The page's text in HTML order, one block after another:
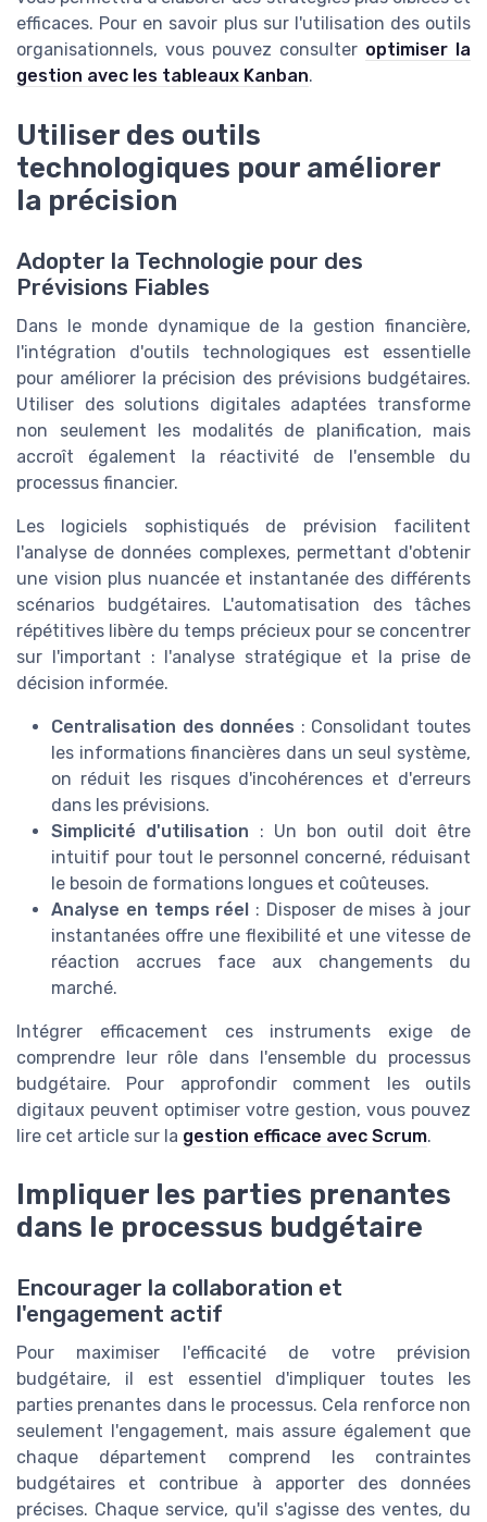
efficaces. Pour en savoir plus sur l'utilisation des outils
organisationnels, vous pouvez consulter optimiser la
gestion avec les tableaux Kanban.
Utiliser des outils
technologiques pour améliorer
la précision
Adopter la Technologie pour des
Prévisions Fiables
Dans le monde dynamique de la gestion financière,
l'intégration d'outils technologiques est essentielle
pour améliorer la précision des prévisions budgétaires.
Utiliser des solutions digitales adaptées transforme
non seulement les modalités de planification, mais
accroît également la réactivité de l'ensemble du
processus financier.
Les logiciels sophistiqués de prévision facilitent
l'analyse de données complexes, permettant d'obtenir
une vision plus nuancée et instantanée des différents
scénarios budgétaires. L'automatisation des tâches
répétitives libère du temps précieux pour se concentrer
sur l'important : l'analyse stratégique et la prise de
décision informée.
Centralisation des données : Consolidant toutes
les informations financières dans un seul système,
on réduit les risques d'incohérences et d'erreurs
dans les prévisions.
Simplicité d'utilisation : Un bon outil doit être
intuitif pour tout le personnel concerné, réduisant
le besoin de formations longues et coûteuses.
Analyse en temps réel : Disposer de mises à jour
instantanées offre une flexibilité et une vitesse de
réaction accrues face aux changements du
marché.
Intégrer efficacement ces instruments exige de
comprendre leur rôle dans l'ensemble du processus
budgétaire. Pour approfondir comment les outils
digitaux peuvent optimiser votre gestion, vous pouvez
lire cet article sur la gestion efficace avec Scrum.
Impliquer les parties prenantes
dans le processus budgétaire
Encourager la collaboration et
l'engagement actif
Pour maximiser l'efficacité de votre prévision
budgétaire, il est essentiel d'impliquer toutes les
parties prenantes dans le processus. Cela renforce non
seulement l'engagement, mais assure également que
chaque département comprend les contraintes
budgétaires et contribue à apporter des données
précises. Chaque service, qu'il s'agisse des ventes, du